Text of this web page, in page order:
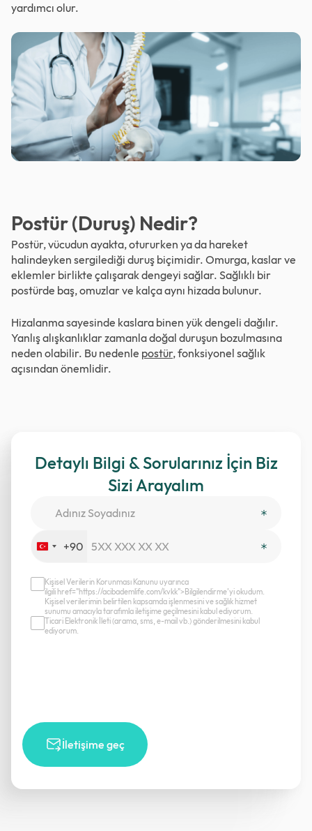
yardımcı olur.
Postür (Duruş) Nedir?
Postür, vücudun ayakta, otururken ya da hareket
halindeyken sergilediği duruş biçimidir. Omurga, kaslar ve
eklemler birlikte çalışarak dengeyi sağlar. Sağlıklı bir
postürde baş, omuzlar ve kalça aynı hizada bulunur.
Hizalanma sayesinde kaslara binen yük dengeli dağılır.
Yanlış alışkanlıklar zamanla doğal duruşun bozulmasına
neden olabilir. Bu nedenle postür, fonksiyonel sağlık
açısından önemlidir.
Detaylı Bilgi & Sorularınız İçin Biz
Sizi Arayalım
Turkey
+90
İletişime geç
Kişisel Verilerin Korunması Kanunu uyarınca
ilgili href="https://acibademlife.com/kvkk">Bilgilendirme’yi okudum.
Kişisel verilerimin belirtilen kapsamda işlenmesini ve sağlık hizmet
sunumu amacıyla tarafımla iletişime geçilmesini kabul ediyorum.
Ticari Elektronik İleti (arama, sms, e-mail vb.) gönderilmesini kabul
ediyorum.